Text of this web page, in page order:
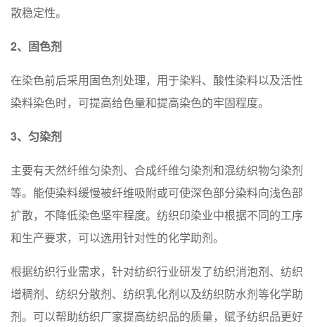
散稳定性。
2、固⾊剂
在染色前后采用固色剂处理，用于染料、酸性染料以及活性
染料染色时，可提高给色量和提高染色的牢固程度。
3、匀染剂
主要有天然纤维匀染剂、合成纤维匀染剂和混纺织物匀染剂
等。能使染料缓慢被纤维吸附或可使深色部分染料向浅色部
扩散，不降低染色坚牢程度。纺织印染业中根据不同的工序
和生产要求，可以选用针对性的化学助剂。
根据纺织行业需求，针对纺织⾏业研发了纺织消泡剂、纺织
增稠剂、纺织分散剂、纺织乳化剂以及纺织防⽔剂等化学助
剂。可以帮助纺织厂家提高纺织品的质量，赋予纺织品更好